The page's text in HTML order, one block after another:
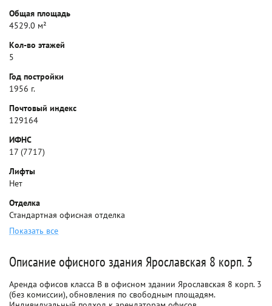
Общая площадь
4529.0 м²
Кол-во этажей
5
Год постройки
1956 г.
Почтовый индекс
129164
ИФНС
17 (7717)
Лифты
Нет
Отделка
Стандартная офисная отделка
Показать все
Описание офисного здания Ярославская 8 корп. 3
Аренда офисов класса B в офисном здании Ярославская 8 корп. 3
(без комиссии), обновления по свободным площадям.